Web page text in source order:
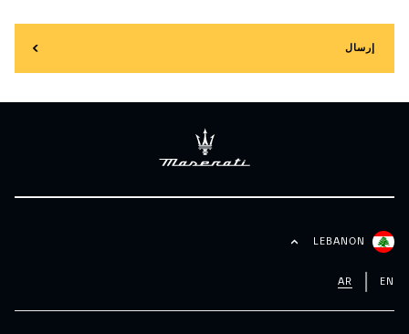
إرسال
LEBANON
EN
AR